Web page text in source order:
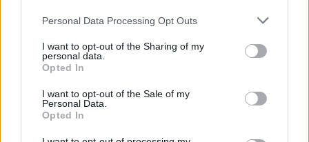
Personal Data Processing Opt Outs
I want to opt-out of the Sharing of my
personal data.
Opted In
I want to opt-out of the Sale of my
Personal Data.
Opted In
Bizcocho de plátano y avena: receta saludable sin
azúcar para niños desde 12 meses
LEER